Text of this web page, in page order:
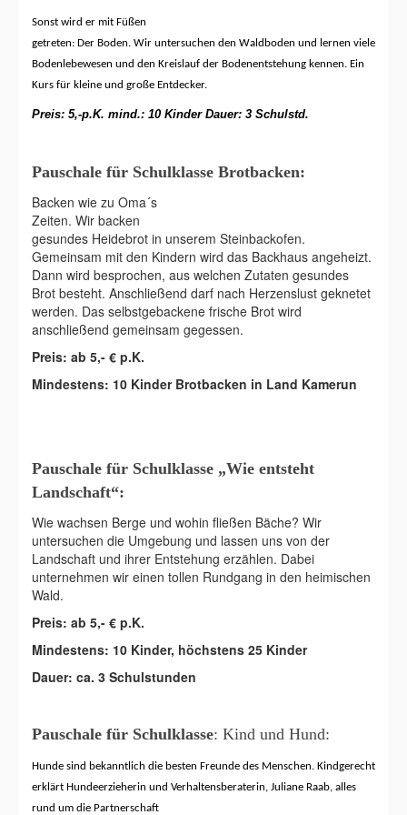
Sonst wird er mit Füßen
getreten: Der Boden. Wir untersuchen den Waldboden und lernen viele
Bodenlebewesen und den Kreislauf der Bodenentstehung kennen. Ein
Kurs für kleine und große Entdecker.
Preis: 5,-p.K. mind.: 10 Kinder Dauer: 3 Schulstd.
Pauschale für Schulklasse Brotbacken:
Backen wie zu Oma´s
Zeiten. Wir backen
gesundes Heidebrot in unserem Steinbackofen.
Gemeinsam mit den Kindern wird das Backhaus angeheizt.
Dann wird besprochen, aus welchen Zutaten gesundes
Brot besteht. Anschließend darf nach Herzenslust geknetet
werden. Das selbstgebackene frische Brot wird
anschließend gemeinsam gegessen.
Preis: ab 5,- € p.K.
Mindestens: 10 Kinder Brotbacken in Land Kamerun
Pauschale für Schulklasse „Wie entsteht
Landschaft“:
Wie wachsen Berge und wohin fließen Bäche? Wir
untersuchen die Umgebung und lassen uns von der
Landschaft und ihrer Entstehung erzählen. Dabei
unternehmen wir einen tollen Rundgang in den heimischen
Wald.
Preis: ab 5,- € p.K.
Mindestens: 10 Kinder, höchstens 25 Kinder
Dauer: ca. 3 Schulstunden
Pauschale für Schulklasse: Kind und Hund:
Hunde sind bekanntlich die besten Freunde des Menschen. Kindgerecht
erklärt Hundeerzieherin und Verhaltensberaterin, Juliane Raab, alles
rund um die Partnerschaft